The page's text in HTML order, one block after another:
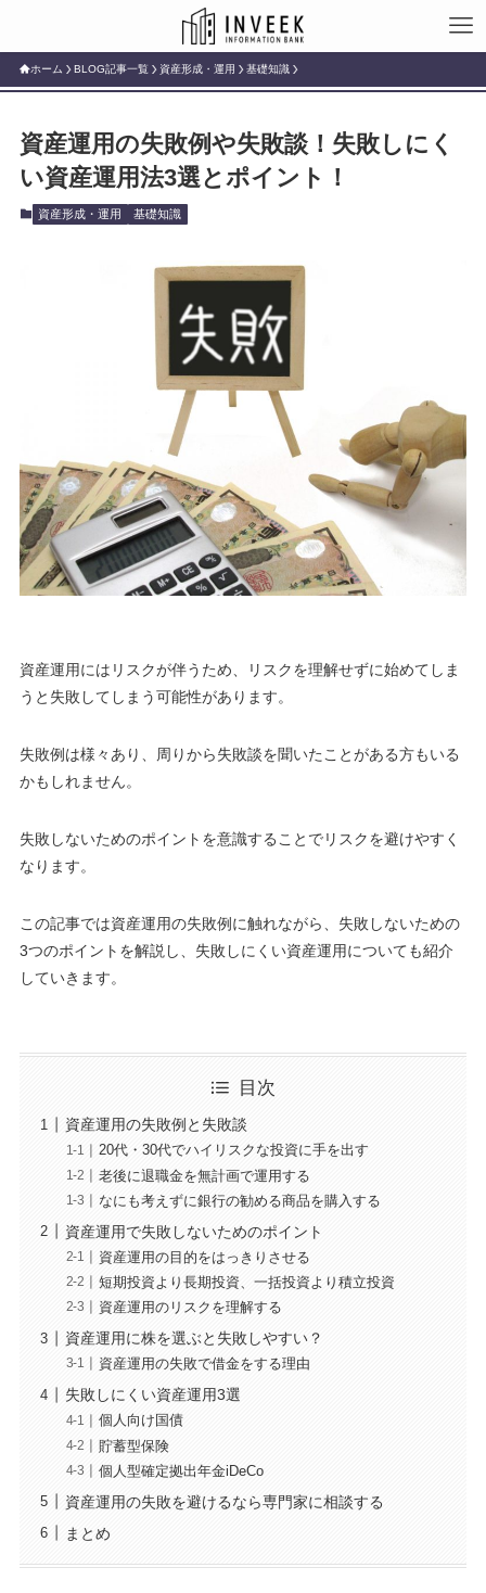
ホーム BLOG記事一覧 資産形成・運用 基礎知識
資産運用の失敗例や失敗談！失敗しにく
い資産運用法3選とポイント！
資産形成・運用 基礎知識
資産運用にはリスクが伴うため、
リスクを理解せずに始めてしま
うと失敗してしまう可能性があります。
失敗例は様々あり、周りから失敗談を聞いたことがある方もいる
かもしれません。
失敗しないためのポイントを意識することでリスクを避けやすく
なります。
この記事では資産運用の失敗例に触れながら、失敗しないための
3つのポイントを解説し、失敗しにくい資産運用についても紹介
していきます。
目次
資産運用の失敗例と失敗談
20代・30代でハイリスクな投資に手を出す
老後に退職金を無計画で運用する
なにも考えずに銀行の勧める商品を購入する
資産運用で失敗しないためのポイント
資産運用の目的をはっきりさせる
短期投資より長期投資、一括投資より積立投資
資産運用のリスクを理解する
資産運用に株を選ぶと失敗しやすい？
資産運用の失敗で借金をする理由
失敗しにくい資産運用3選
個人向け国債
貯蓄型保険
個人型確定拠出年金iDeCo
資産運用の失敗を避けるなら専門家に相談する
まとめ